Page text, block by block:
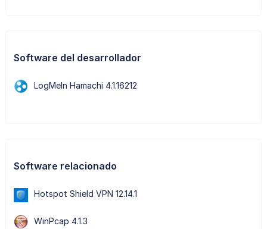
Software del desarrollador
LogMeIn Hamachi 4.1.16212
Software relacionado
Hotspot Shield VPN 12.14.1
WinPcap 4.1.3